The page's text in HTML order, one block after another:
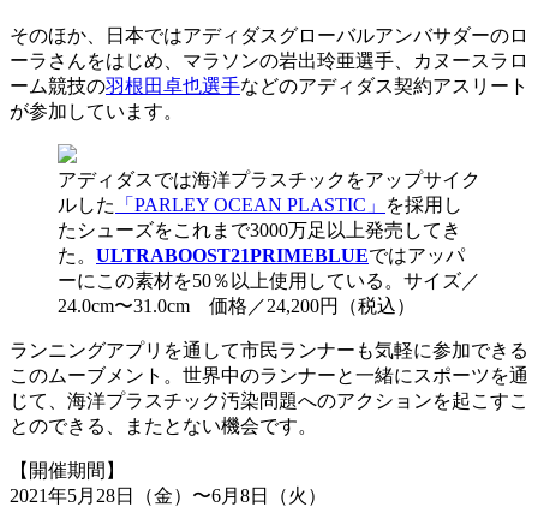
そのほか、日本ではアディダスグローバルアンバサダーのロ
ーラさんをはじめ、マラソンの岩出玲亜選手、カヌースラロ
ーム競技の羽根田卓也選手などのアディダス契約アスリート
が参加しています。
アディダスでは海洋プラスチックをアップサイク
ルした
「PARLEY OCEAN PLASTIC」
を採用し
たシューズをこれまで3000万足以上発売してき
た。 ULTRABOOST21PRIMEBLUEではアッパ
ーにこの素材を50％以上使用している。サイズ／
24.0cm〜31.0cm 価格／24,200円（税込）
ランニングアプリを通して市民ランナーも気軽に参加できる
このムーブメント。世界中のランナーと一緒にスポーツを通
じて、海洋プラスチック汚染問題へのアクションを起こすこ
とのできる、またとない機会です。
【開催期間】
2021年5月28日（金）〜6月8日（火）